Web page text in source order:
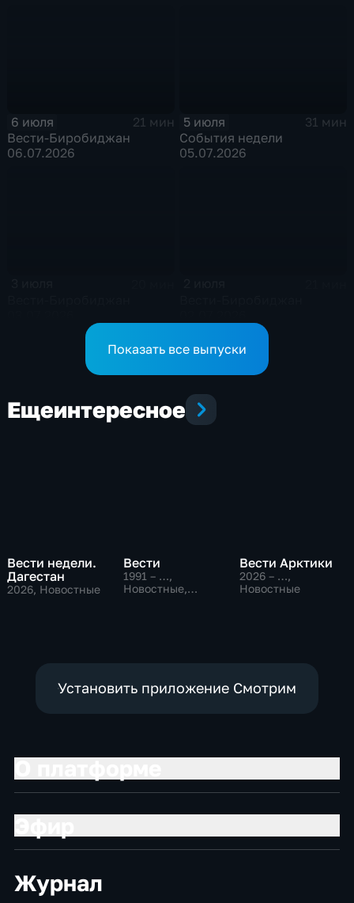
6 июля
21 мин
Вести-Биробиджан
06.07.2026
5 июля
31 мин
События недели
05.07.2026
Показать все выпуски
Ещеинтересное
Вести недели.
Дагестан
2026, Новостные
Вести
1991 – …,
Новостные,
Вести Арктики
2026 – …,
Новостные
Установить приложение Смотрим
Журнал